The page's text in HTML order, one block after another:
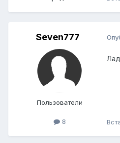
Seven777
Пользователи
8